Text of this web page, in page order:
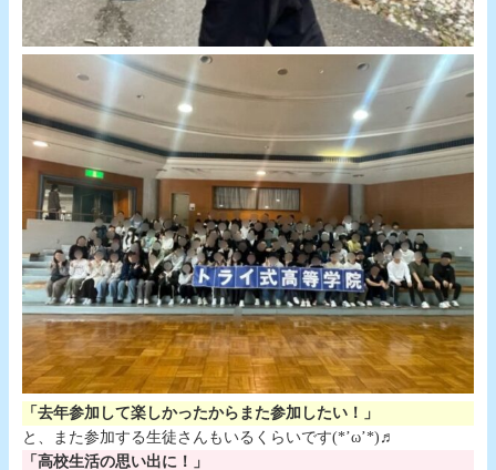
「去年参加して楽しかったからまた参加したい！」
と、また参加する生徒さんもいるくらいです(*’ω’*)♬
「高校生活の思い出に！」